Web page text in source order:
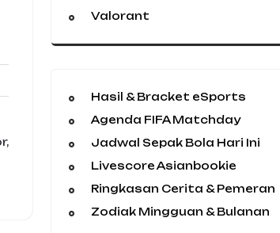
Valorant
Hasil & Bracket eSports
Agenda FIFA Matchday
Jadwal Sepak Bola Hari Ini
Livescore Asianbookie
Ringkasan Cerita & Pemeran
Zodiak Mingguan & Bulanan